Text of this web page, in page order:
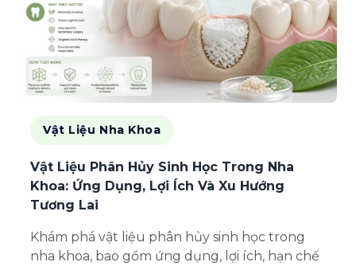
Vật Liệu Nha Khoa
Vật Liệu Phân Hủy Sinh Học Trong Nha
Khoa: Ứng Dụng, Lợi Ích Và Xu Hướng
Tương Lai
Khám phá vật liệu phân hủy sinh học trong
nha khoa, bao gồm ứng dụng, lợi ích, hạn chế